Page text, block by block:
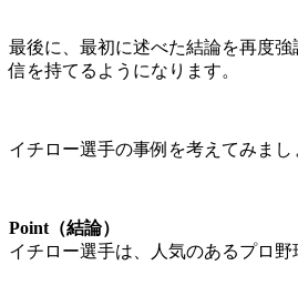
最後に、最初に述べた結論を再度
信を持てるようになります。
イチロー選手の事例を考えてみまし
Point（結論）
イチロー選手は、人気のあるプロ野